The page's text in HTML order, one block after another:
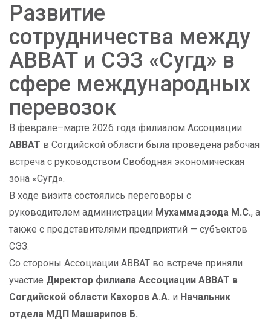
Развитие
сотрудничества между
АВВАТ и СЭЗ «Сугд» в
сфере международных
перевозок
В феврале–марте 2026 года филиалом Ассоциации
АВВАТ в Согдийской области была проведена рабочая
встреча с руководством Свободная экономическая
зона «Сугд».
В ходе визита состоялись переговоры с
руководителем администрации Мухаммадзода М.С., а
также с представителями предприятий — субъектов
СЭЗ.
Со стороны Ассоциации АВВАТ во встрече приняли
участие Директор филиала Ассоциации АВВАТ в
Согдийской области Кахоров А.А. и Начальник
отдела МДП Машарипов Б.